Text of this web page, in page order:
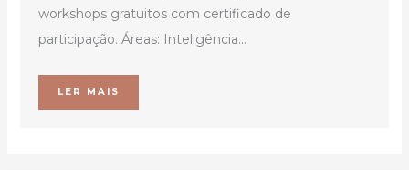
workshops gratuitos com certificado de
participação. Áreas: Inteligência...
LER MAIS